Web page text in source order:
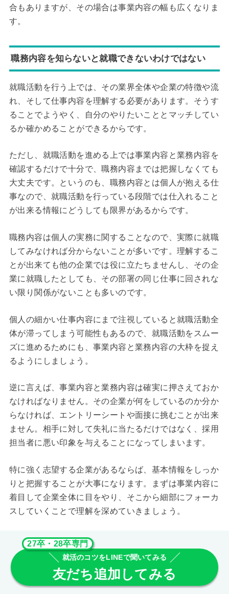
合もありますが、その場合は事業内容の幅も広くなりま
す。
職務内容を知らないと就職できないわけではない
就職活動を行う上では、その業界全体や企業の特徴や流
れ、そして仕事内容を理解する必要があります。そうす
ることでようやく、自分のやりたいこととマッチしてい
るか確かめることができるからです。
ただし、就職活動を進める上では事業内容と業務内容を
確認するだけで十分で、職務内容までは把握しなくても
大丈夫です。というのも、職務内容とは個人が抱える仕
事なので、就職活動を行っている段階では仕入れること
が出来る情報にどうしても限界があるからです。
職務内容は個人の実務に関することなので、実際に就職
してみなければ分からないことが多いです。理解するこ
とが出来ても他の企業では役に立たちませんし、その企
業に就職したとしても、その部署の同じ仕事に回されな
い限り関係がないことも多いのです。
個人の細かい仕事内容にまで注視していると就職活動全
体が滞ってしまう可能性もあるので、就職活動をスムー
ズに進めるためにも、事業内容と業務内容の大枠を捉え
るようにしましょう。
逆に言えば、事業内容と業務内容は確実に押さえておか
なければなりません。その企業が何をしているのか分か
らなければ、エントリーシートや面接に挑むことが出来
ません。相手に対して失礼に当たるだけではなく、採用
担当者に悪い印象を与えることになってしまいます。
特に強く志望する企業があるならば、基本情報をしっか
りと把握することが大事になります。まずは事業内容に
着目して企業全体に目をやり、そこから細部にフォーカ
スしていくことで理解を深めていきましょう。
27卒・28卒専門
就活のコツをLINEで聞いてみる
友だち追加してみる